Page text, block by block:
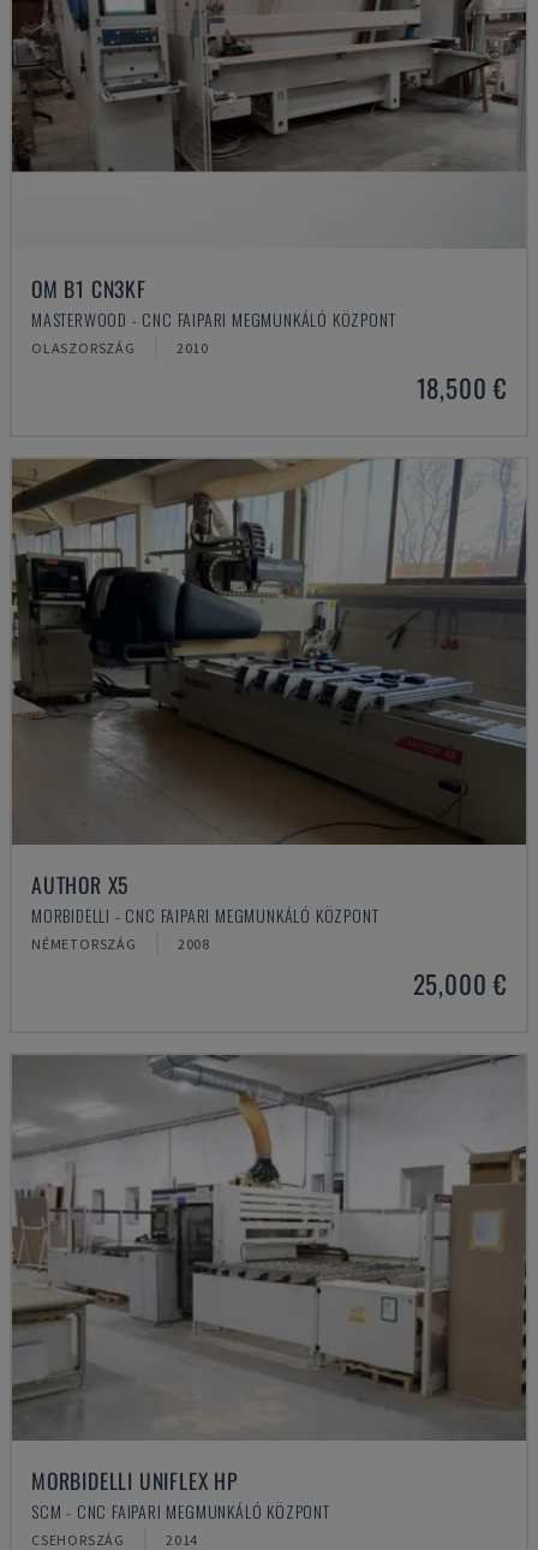
OM B1 CN3KF
MASTERWOOD - CNC FAIPARI MEGMUNKÁLÓ KÖZPONT
OLASZORSZÁG 2010
18,500 €
AUTHOR X5
MORBIDELLI - CNC FAIPARI MEGMUNKÁLÓ KÖZPONT
NÉMETORSZÁG 2008
25,000 €
MORBIDELLI UNIFLEX HP
SCM - CNC FAIPARI MEGMUNKÁLÓ KÖZPONT
CSEHORSZÁG 2014